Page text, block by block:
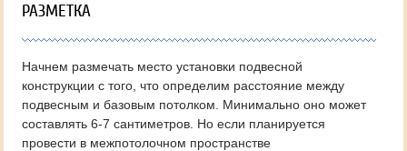
РАЗМЕТКА
Начнем размечать место установки подвесной
конструкции с того, что определим расстояние между
подвесным и базовым потолком. Минимально оно может
составлять 6-7 сантиметров. Но если планируется
провести в межпотолочном пространстве